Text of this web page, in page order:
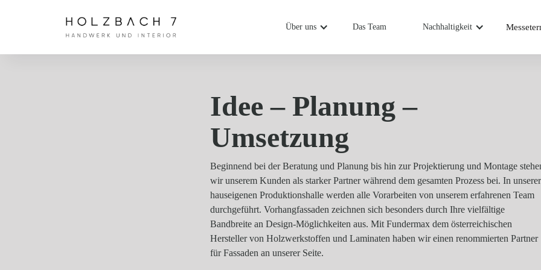
Über uns Das Team Nachhaltigkeit
Idee – Planung –
Umsetzung
Beginnend bei der Beratung und Planung bis hin zur Projektierung und Montage
wir unserem Kunden als starker Partner während dem gesamten Prozess bei. In unserer
hauseigenen Produktionshalle werden alle Vorarbeiten von unserem erfahrenen Team
durchgeführt. Vorhangfassaden zeichnen sich besonders durch Ihre vielfältige
Bandbreite an Design-Möglichkeiten aus. Mit Fundermax dem österreichischen
Hersteller von Holzwerkstoffen und Laminaten haben wir einen renommierten Partner
für Fassaden an unserer Seite.